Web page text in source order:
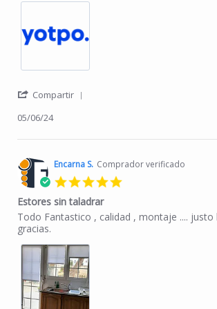
Compartir
05/06/24
Encarna S. Comprador verificado
Estores sin taladrar
Review by Encarna S. on 4 Apr 2024
review stating Estores sin taladrar
Todo Fantastico , calidad , montaje .... justo
gracias.